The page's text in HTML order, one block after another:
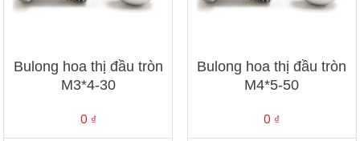
Bulong hoa thị đầu tròn
M3*4-30
0 ₫
Bulong hoa thị đầu tròn
M4*5-50
0 ₫